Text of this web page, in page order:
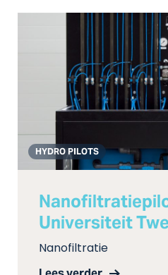
HYDRO PILOTS
Universiteit
Nanofiltratie